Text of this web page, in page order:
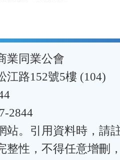
業同業公會
江路152號5樓 (104)
2844
站。引用資料時，請
整性，不得任意增刪